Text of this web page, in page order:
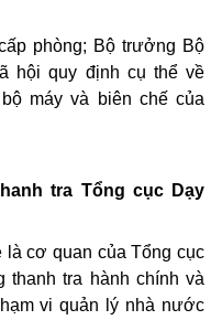
phòng; Bộ trưởng Bộ
hội quy định cụ thể về
máy và biên chế của
tra Tổng cục Dạy
là cơ quan của Tổng cục
thanh tra hành chính và
vi quản lý nhà nước